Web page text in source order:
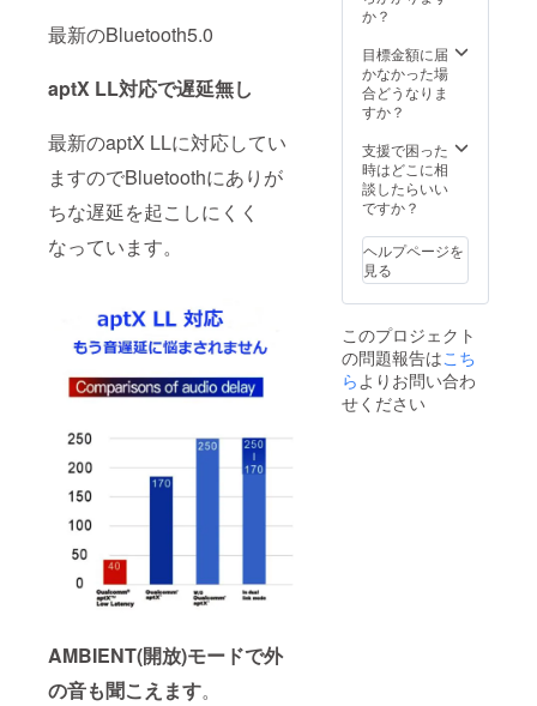
最新のBluetooth5.0
aptX LL対応で遅延無し
最新のaptX LLに対応してい
ますのでBluetoothにありが
ちな遅延を起こしにくく
なっています。
AMBIENT(開放)モードで外
の音も聞こえます。
か？
目標金額に届
かなかった場
合どうなりま
すか？
支援で困った
時はどこに相
談したらいい
ですか？
ヘルプページを
見る
このプロジェクト
の問題報告はこち
らよりお問い合わ
せください